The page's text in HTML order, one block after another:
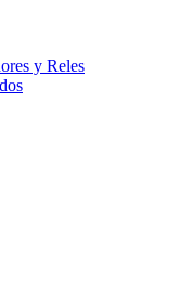
y Reles